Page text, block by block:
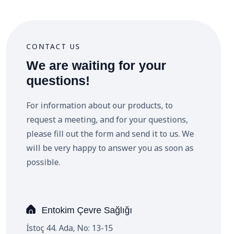
CONTACT US
We are waiting for your
questions!
For information about our products, to
request a meeting, and for your questions,
please fill out the form and send it to us. We
will be very happy to answer you as soon as
possible.
Entokim Çevre Sağlığı
İstoç 44. Ada, No: 13-15